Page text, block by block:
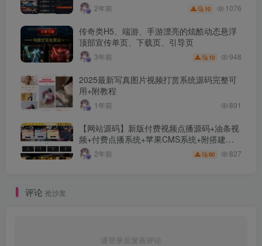
2年前 10 1076
传奇类H5、端游、手游漂亮的炫酷动态悬浮
顶部宣传单页、下载页、引导页
3年前 10 948
2025最新写真图片视频打赏系统源码完整可
用+附教程
1年前 891
【网站源码】新版付费视频点播源码+油条视
频+付费点播系统+苹果CMS系统+附搭建教
程+采集接口及规则介绍
2年前 60 827
评论 抢沙发
请登录后发表评论